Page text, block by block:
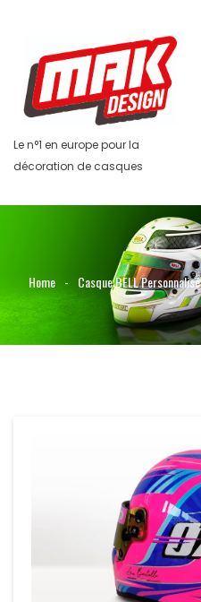
Le n°1 en europe pour la
décoration de casques
Home - Casque BELL Personnalisé